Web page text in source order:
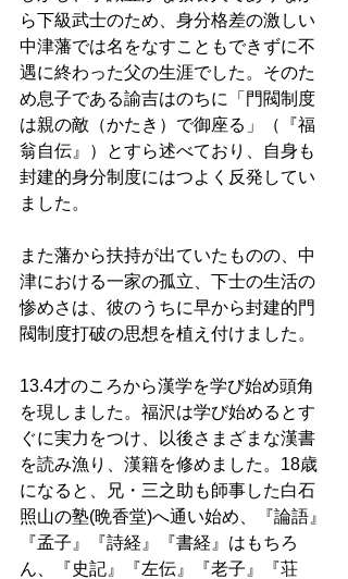
ら下級武士のため、身分格差の激しい
中津藩では名をなすこともできずに不
遇に終わった父の生涯でした。そのた
め息子である諭吉はのちに「門閥制度
は親の敵（かたき）で御座る」（『福
翁自伝』）とすら述べており、自身も
封建的身分制度にはつよく反発してい
ました。
また藩から扶持が出ていたものの、中
津における一家の孤立、下士の生活の
惨めさは、彼のうちに早から封建的門
閥制度打破の思想を植え付けました。
13.4才のころから漢学を学び始め頭角
を現しました。福沢は学び始めるとす
ぐに実力をつけ、以後さまざまな漢書
を読み漁り、漢籍を修めました。18歳
になると、兄・三之助も師事した白石
照山の塾(晩香堂)へ通い始め、『論語』
『孟子』『詩経』『書経』はもちろ
ん、『史記』『左伝』『老子』『荘